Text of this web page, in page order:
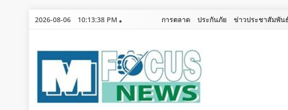
Skip
2026-08-06 10:13:40 PM การตลาด ประกันภัย ข่าวประชาสัมพัน